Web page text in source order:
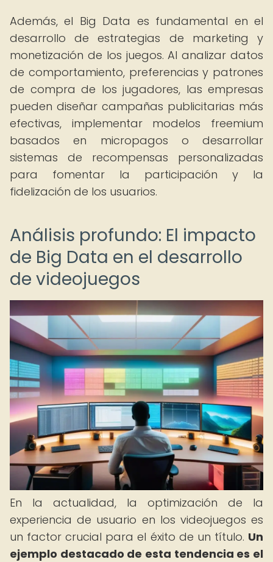
Además, el Big Data es fundamental en el
desarrollo de estrategias de marketing y
monetización de los juegos. Al analizar datos
de comportamiento, preferencias y patrones
de compra de los jugadores, las empresas
pueden diseñar campañas publicitarias más
efectivas, implementar modelos freemium
basados en micropagos o desarrollar
sistemas de recompensas personalizadas
para fomentar la participación y la
fidelización de los usuarios.
Análisis profundo: El impacto
de Big Data en el desarrollo
de videojuegos
En la actualidad, la optimización de la
experiencia de usuario en los videojuegos es
un factor crucial para el éxito de un título. Un
ejemplo destacado de esta tendencia es el